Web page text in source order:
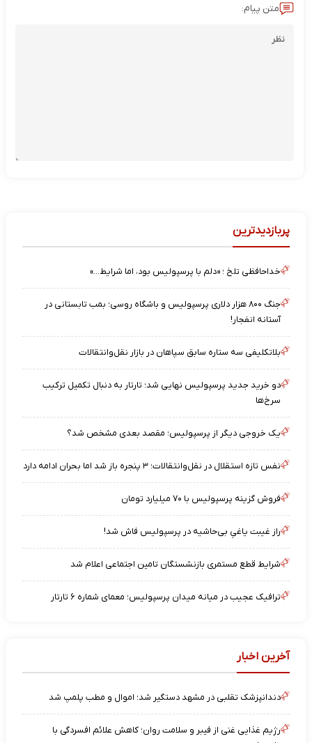
متن پیام:
پربازدیدترین
خداحافظی تلخ ؛ «دلم با پرسپولیس بود، اما شرایط…»
جنگ ۸۰۰ هزار دلاری پرسپولیس و باشگاه روسی؛ بمب تابستانی در
آستانه انفجار!
بلاتکلیفی سه ستاره سابق سپاهان در بازار نقل‌وانتقالات
دو خرید جدید پرسپولیس نهایی شد؛ تارتار به دنبال تکمیل ترکیب
سرخ‌ها
یک خروجی دیگر از پرسپولیس؛ مقصد بعدی مشخص شد؟
نفس تازه استقلال در نقل‌وانتقالات؛ ۳ پنجره باز شد اما بحران ادامه دارد
فروش گزینه پرسپولیس با ۷۰ میلیارد تومان
راز غیبت یاغیِ بی‌حاشیه در پرسپولیس فاش شد!
شرایط قطع مستمری بازنشستگان تامین اجتماعی اعلام شد
ترافیک عجیب در میانه میدان پرسپولیس؛ معمای شماره ۶ تارتار
آخرین اخبار
دندانپزشک تقلبی در مشهد دستگیر شد؛ اموال و مطب پلمپ شد
رژیم غذایی غنی از فیبر و سلامت روان؛ کاهش علائم افسردگی با